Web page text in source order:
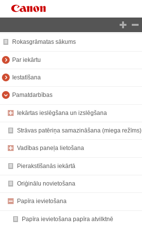
Rokasgrāmatas sākums
Par iekārtu
Iestatīšana
Pamatdarbības
Iekārtas ieslēgšana un izslēgšana
Strāvas patēriņa samazināšana (miega režīms)
Vadības paneļa lietošana
Pierakstīšanās iekārtā
Oriģinālu novietošana
Papīra ievietošana
Papīra ievietošana papīra atvilktnē